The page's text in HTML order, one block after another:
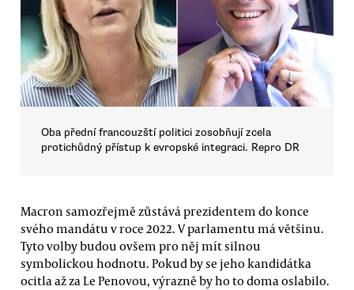
Oba přední francouzští politici zosobňují zcela
protichůdný přístup k evropské integraci. Repro DR
Macron samozřejmě zůstává prezidentem do konce
svého mandátu v roce 2022. V parlamentu má většinu.
Tyto volby budou ovšem pro něj mít silnou
symbolickou hodnotu. Pokud by se jeho kandidátka
ocitla až za Le Penovou, výrazně by ho to doma oslabilo.